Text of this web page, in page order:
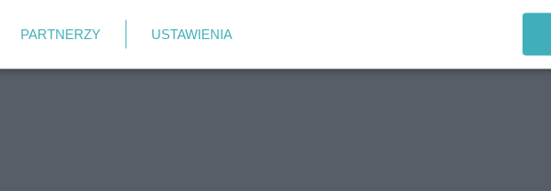
PARTNERZY USTAWIENIA